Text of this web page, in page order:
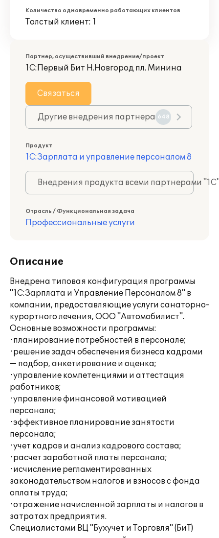
Количество одновременно работающих клиентов
Толстый клиент: 1
Партнер, осуществивший внедрение/проект
1С:Первый Бит Н.Новгород пл. Минина
Связаться
Другие внедрения партнера 648
Продукт
1С:Зарплата и управление персоналом 8
Внедрения продукта всеми партнерами
Отрасль / Функциональная задача
Профессиональные услуги
Описание
Внедрена типовая конфигурация программы
"1С:Зарплата и Управление Персоналом 8" в
компании, предоставляющие услуги санаторно-
курортного лечения, ООО "Автомобилист".
Основные возможности программы:
·планирование потребностей в персонале;
·решение задач обеспечения бизнеса кадрами
— подбор, анкетирование и оценка;
·управление компетенциями и аттестация
работников;
·управление финансовой мотивацией
персонала;
·эффективное планирование занятости
персонала;
·учет кадров и анализ кадрового состава;
·расчет заработной платы персонала;
·исчисление регламентированных
законодательством налогов и взносов с фонда
оплаты труда;
·отражение начисленной зарплаты и налогов в
затратах предприятия.
Специалистами ВЦ "Бухучет и Торговля" (БиТ)